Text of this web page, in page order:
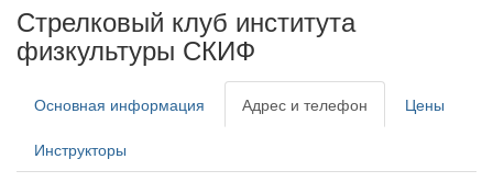
Стрелковый клуб института
физкультуры СКИФ
Основная информация Адрес и телефон Цены
Инструкторы